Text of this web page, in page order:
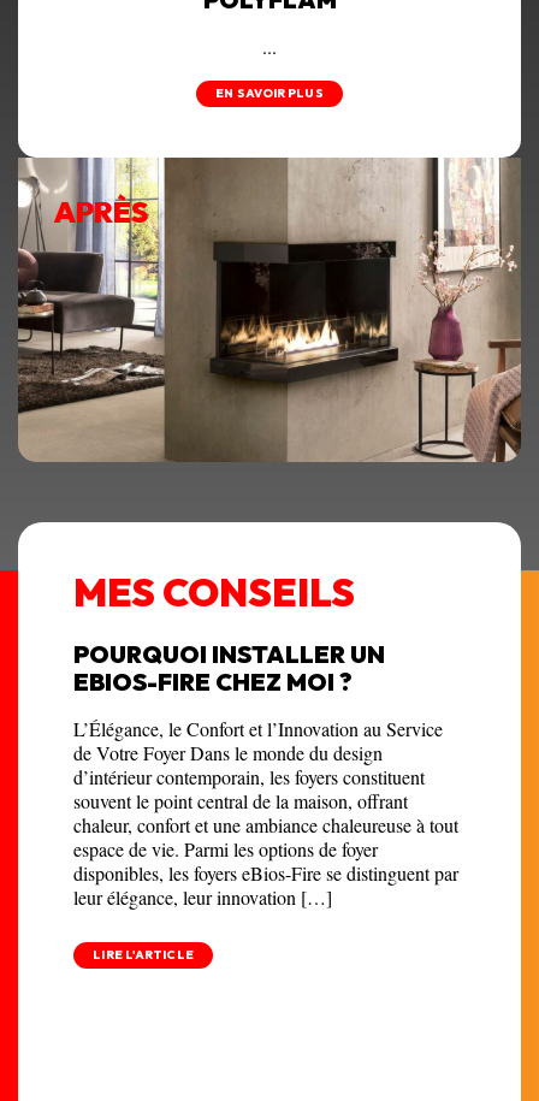
...
EN SAVOIR PLUS
APRÈS
MES CONSEILS
POURQUOI INSTALLER UN
EBIOS-FIRE CHEZ MOI ?
L’Élégance, le Confort et l’Innovation au Service
de Votre Foyer Dans le monde du design
d’intérieur contemporain, les foyers constituent
souvent le point central de la maison, offrant
chaleur, confort et une ambiance chaleureuse à tout
espace de vie. Parmi les options de foyer
disponibles, les foyers eBios-Fire se distinguent par
leur élégance, leur innovation […]
LIRE L'ARTICLE